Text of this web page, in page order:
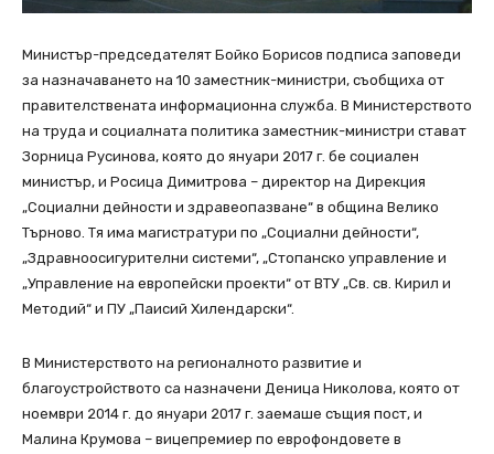
Министър-председателят Бойко Борисов подписа заповеди
за назначаването на 10 заместник-министри, съобщиха от
правителствената информационна служба. В Министерството
на труда и социалната политика заместник-министри стават
Зорница Русинова, която до януари 2017 г. бе социален
министър, и Росица Димитрова – директор на Дирекция
„Социални дейности и здравеопазване“ в община Велико
Търново. Тя има магистратури по „Социални дейности“,
„Здравноосигурителни системи“, „Стопанско управление и
„Управление на европейски проекти“ от ВТУ „Св. св. Кирил и
Методий“ и ПУ „Паисий Хилендарски“.
В Министерството на регионалното развитие и
благоустройството са назначени Деница Николова, която от
ноември 2014 г. до януари 2017 г. заемаше същия пост, и
Малина Крумова – вицепремиер по еврофондовете в